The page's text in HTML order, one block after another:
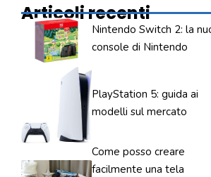
Articoli recenti
Nintendo Switch 2: la
console di Nintendo
PlayStation 5: guida ai
modelli sul mercato
Come posso creare
facilmente una tela